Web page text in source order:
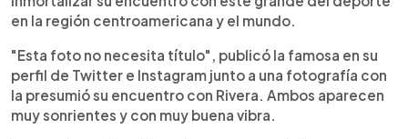
en la región centroamericana y el mundo.
"Esta foto no necesita título", publicó la famosa en su
perfil de Twitter e Instagram junto a una fotografía con
la presumió su encuentro con Rivera. Ambos aparecen
muy sonrientes y con muy buena vibra.